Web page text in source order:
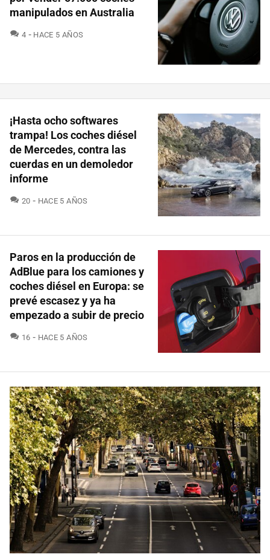
manipulados en Australia
4 COMENTARIOS
HACE 5 AÑOS
¡Hasta ocho softwares
trampa! Los coches diésel
de Mercedes, contra las
cuerdas en un demoledor
informe
20 COMENTARIOS
HACE 5 AÑOS
Paros en la producción de
AdBlue para los camiones y
coches diésel en Europa: se
prevé escasez y ya ha
empezado a subir de precio
16 COMENTARIOS
HACE 5 AÑOS